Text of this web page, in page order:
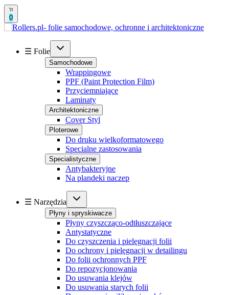
0
☰ Folie
Samochodowe
Wrappingowe
PPF (Paint Protection Film)
Przyciemniające
Laminaty
Architektoniczne
Cover Styl
Ploterowe
Do druku wielkoformatowego
Specialne zastosowania
Specialistyczne
Antybakteryjne
Na plandeki naczep
☰ Narzędzia
Płyny i spryskiwacze
Płyny czyszcząco-odtłuszczające
Antystatyczne
Do czyszczenia i pielęgnacji folii
Do ochrony i pielęgnacji w detailingu
Do folii ochronnych PPF
Do repozycjonowania
Do usuwania klejów
Do usuwania starych folii